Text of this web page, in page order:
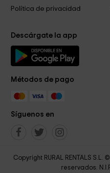
Política de privacidad
Descárgate la app
Métodos de pago
Síguenos en
Copyright RURAL RENTALS
reservados.